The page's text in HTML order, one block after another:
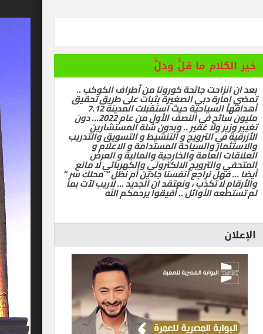
ما قلَّ ودلَّ
جائحة كورونا من أطراف الكوكب ..
دبي الصغيرة بثبات على طريق تحقيق
أهدافها السياحية حيث استقبلت المدينة 7.12
مليون سائح في النصف الأول من عام 2022… دون
ولا غفير .. وبدون شلة المستشارين
في الترويج و التنشيط و التسويق والتدريب
والسياحة المستدامة و الاعلام و
العامة والخارجية والمالية و العرض
والترويج الالكتروني والكهربائي لا مانع
نراجع أنفسنا جادين أم نظل ” محلك سر ”
لا تكذب ، ونعتقد ان الجديد … لاريب لآت بما
الأوائل .. أفيقوا يرحمكم الله